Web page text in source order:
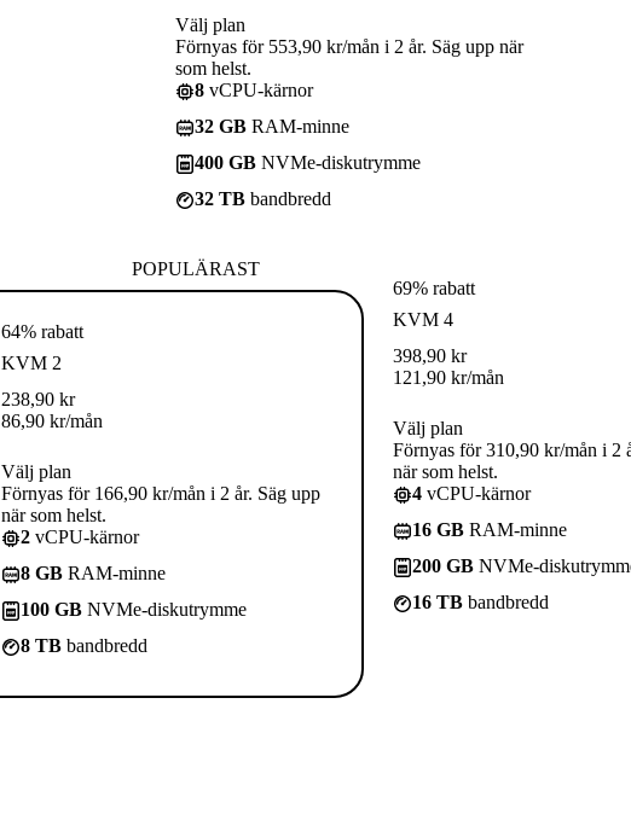
Välj plan
Förnyas för 553,90 kr/mån i 2 år. Säg upp när
som helst.
8 vCPU-kärnor
32 GB RAM-minne
400 GB NVMe-diskutrymme
32 TB bandbredd
POPULÄRAST
64% rabatt
KVM 2
238,90 kr
86,90 kr/mån
Välj plan
Förnyas för 166,90 kr/mån i 2 år. Säg upp
när som helst.
2 vCPU-kärnor
8 GB RAM-minne
100 GB NVMe-diskutrymme
8 TB bandbredd
69% rabatt
KVM 4
398,90 kr
121,90 kr/mån
Välj plan
Förnyas för 310,90 kr/mån i 2
när som helst.
4 vCPU-kärnor
16 GB RAM-minne
200 GB NVMe-
16 TB bandbredd